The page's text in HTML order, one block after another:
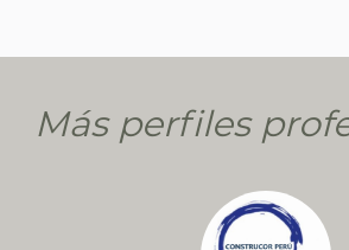
Más perfiles